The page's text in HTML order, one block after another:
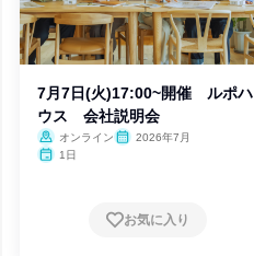
7月7日(火)17:00~開催 ルポハ
ウス 会社説明会
オンライン
2026年7月
1日
お気に入り